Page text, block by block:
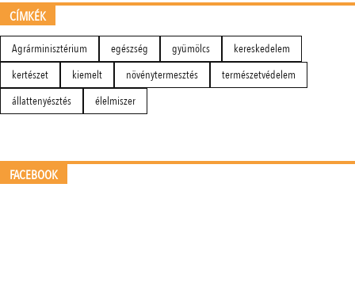
CÍMKÉK
Agrárminisztérium egészség gyümölcs
kereskedelem
kertészet
kiemelt növénytermesztés
természetvédelem
állattenyésztés
élelmiszer
FACEBOOK